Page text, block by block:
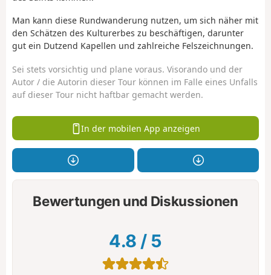
Man kann diese Rundwanderung nutzen, um sich näher mit
den Schätzen des Kulturerbes zu beschäftigen, darunter
gut ein Dutzend Kapellen und zahlreiche Felszeichnungen.
Sei stets vorsichtig und plane voraus. Visorando und der
Autor / die Autorin dieser Tour können im Falle eines Unfalls
auf dieser Tour nicht haftbar gemacht werden.
In der mobilen App anzeigen
Bewertungen und Diskussionen
4.8 / 5